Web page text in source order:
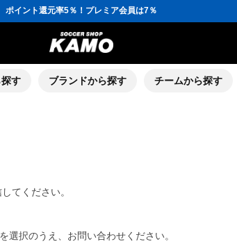
ポイント還元率5％！プレミア会員は7％
はお誕生月に「10％OFFクーポン」プレゼント！
円(税込)以上でシューズケースプレゼント！
3,300円(税込)以上で送料無料！
ポイント還元率5％！プレミア会員は7％
はお誕生月に「10％OFFクーポン」プレゼント！
す ブランドから探す チームから探す
てください。
選択のうえ、お問い合わせください。